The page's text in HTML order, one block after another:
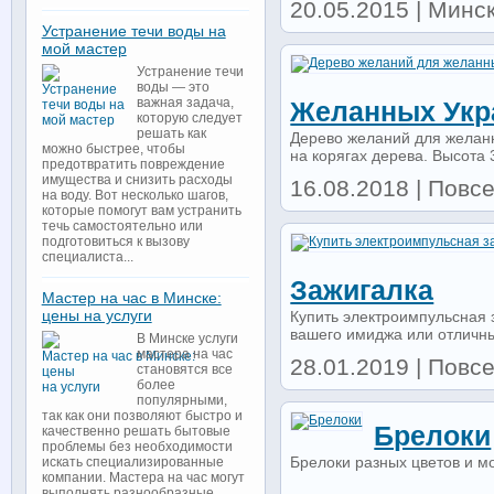
20.05.2015 |
Желанных
Дерево желаний для
на корягах дерева.
16.08.2018 |
Зажигалка
Купить
вашего имиджа или
28.01.2019 |
Брелоки
Брелоки разных цветов и
Устранение течи воды на
мой мастер
Устранение течи
воды — это
важная задача,
которую следует
решать как
можно быстрее, чтобы
предотвратить повреждение
имущества и снизить расходы
на воду. Вот несколько шагов,
которые помогут вам устранить
течь самостоятельно или
подготовиться к вызову
специалиста...
Мастер на час в Минске:
цены на услуги
В Минске услуги
мастера на час
становятся все
более
популярными,
так как они позволяют быстро и
качественно решать бытовые
проблемы без необходимости
искать специализированные
компании. Мастера на час могут